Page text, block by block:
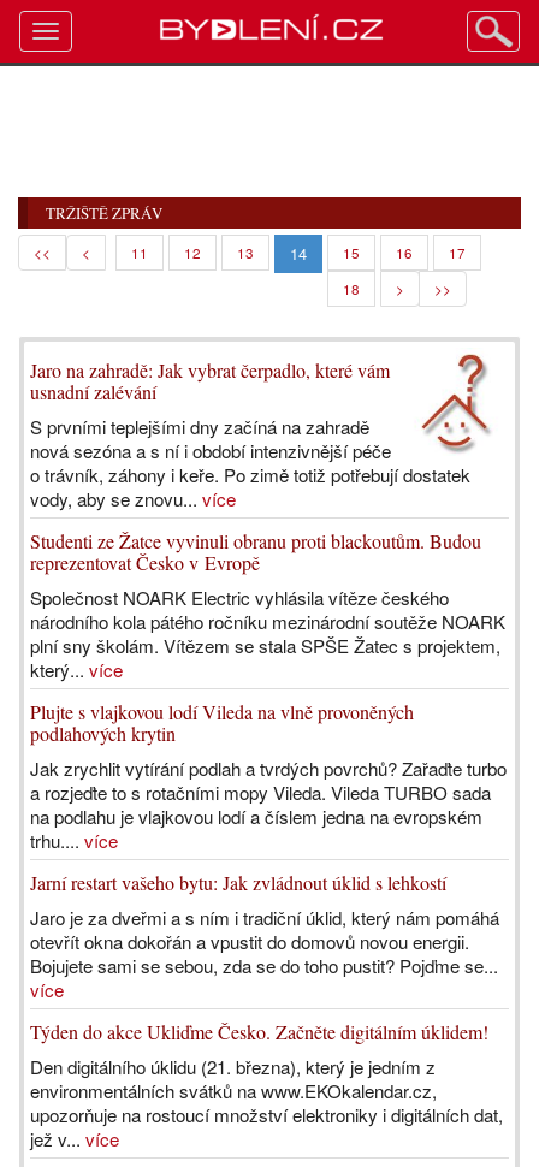
TRŽIŠTĚ ZPRÁV
<< < 11 12 13 14 15 16
17
18
> >>
Jaro na zahradě: Jak vybrat čerpadlo, které vám
usnadní zalévání
S prvními teplejšími dny začíná na zahradě
nová sezóna a s ní i období intenzivnější péče
o trávník, záhony i keře. Po zimě totiž potřebují dostatek
vody, aby se znovu... více
Studenti ze Žatce vyvinuli obranu proti blackoutům. Budou
reprezentovat Česko v Evropě
Společnost NOARK Electric vyhlásila vítěze českého
národního kola pátého ročníku mezinárodní soutěže NOARK
plní sny školám. Vítězem se stala SPŠE Žatec s projektem,
který... více
Plujte s vlajkovou lodí Vileda na vlně provoněných
podlahových krytin
Jak zrychlit vytírání podlah a tvrdých povrchů? Zařaďte turbo
a rozjeďte to s rotačními mopy Vileda. Vileda TURBO sada
na podlahu je vlajkovou lodí a číslem jedna na evropském
trhu.... více
Jarní restart vašeho bytu: Jak zvládnout úklid s lehkostí
Jaro je za dveřmi a s ním i tradiční úklid, který nám pomáhá
otevřít okna dokořán a vpustit do domovů novou energii.
Bojujete sami se sebou, zda se do toho pustit? Pojďme se...
více
Týden do akce Ukliďme Česko. Začněte digitálním úklidem!
Den digitálního úklidu (21. března), který je jedním z
environmentálních svátků na www.EKOkalendar.cz,
upozorňuje na rostoucí množství elektroniky i digitálních dat,
jež v... více
Toggle
navigation